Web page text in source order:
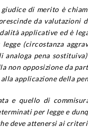
di merito è
da valutazioni
applicative ed è
(circostanza
analoga pena
non opposizione da
alla applicazione della
e quello di
per legge e
deve attenersi ai